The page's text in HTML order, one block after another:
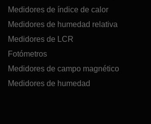
Medidores de índice de calor
Medidores de humedad relativa
Medidores de LCR
Fotómetros
Medidores de campo magnético
Medidores de humedad